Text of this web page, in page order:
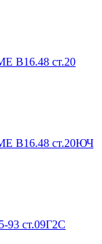
В16.48 ст.20
В16.48 ст.20ЮЧ
93 ст.09Г2С